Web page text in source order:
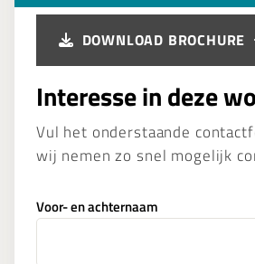
DOWNLOAD BROCHURE
Interesse in deze
Vul het onderstaande
wij nemen zo snel mogelijk
Voor- en achternaam